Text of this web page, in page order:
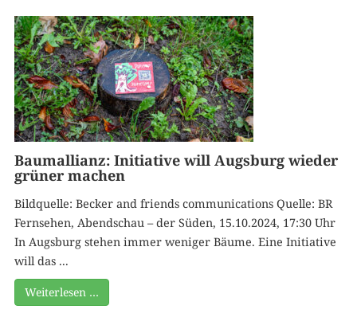
Baumallianz: Initiative will Augsburg wieder
grüner machen
Bildquelle: Becker and friends communications Quelle: BR
Fernsehen, Abendschau – der Süden, 15.10.2024, 17:30 Uhr
In Augsburg stehen immer weniger Bäume. Eine Initiative
will das ...
Weiterlesen …